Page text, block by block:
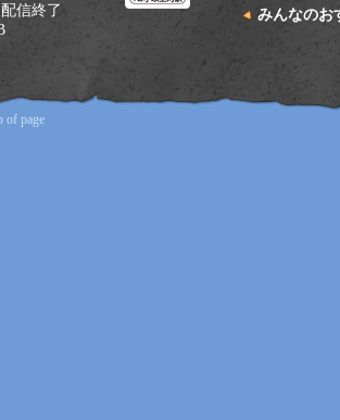
信終了
みんなのお
of page